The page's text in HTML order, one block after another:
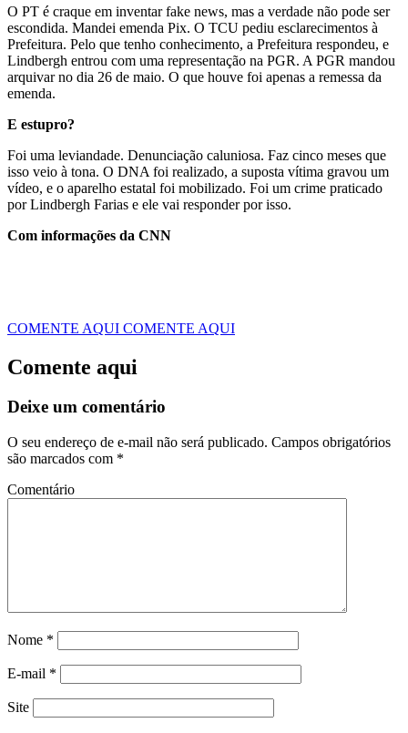
O PT é craque em inventar fake news, mas a verdade não pode ser
escondida. Mandei emenda Pix. O TCU pediu esclarecimentos à
Prefeitura. Pelo que tenho conhecimento, a Prefeitura respondeu, e
Lindbergh entrou com uma representação na PGR. A PGR mandou
arquivar no dia 26 de maio. O que houve foi apenas a remessa da
emenda.
E estupro?
Foi uma leviandade. Denunciação caluniosa. Faz cinco meses que
isso veio à tona. O DNA foi realizado, a suposta vítima gravou um
vídeo, e o aparelho estatal foi mobilizado. Foi um crime praticado
por Lindbergh Farias e ele vai responder por isso.
Com informações da CNN
COMENTE AQUI COMENTE AQUI
Comente aqui
Deixe um comentário
O seu endereço de e-mail não será publicado. Campos obrigatórios
são marcados com *
Comentário
Nome *
E-mail *
Site